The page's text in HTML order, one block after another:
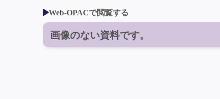
Web-OPACで閲覧する
画像のない資料です。